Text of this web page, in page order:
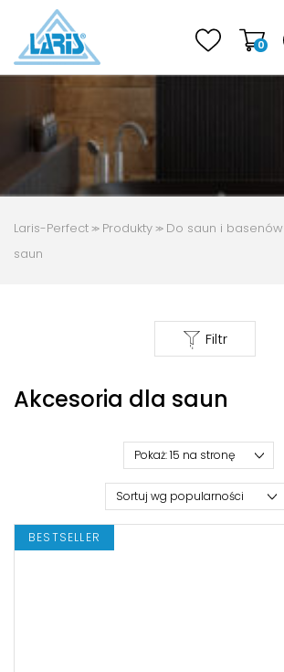
0
Grzejniki wodne
Akcesoria do łazienki
Laris-Perfect ≫ Produkty ≫ Do saun i basenów
saun
Filtr
Akcesoria dla saun
BESTSELLER